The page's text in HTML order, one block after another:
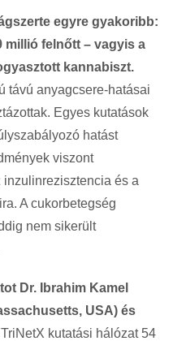
egyre gyakoribb:
millió felnőtt – vagyis a
kannabiszt.
távú anyagcsere-hatásai
Egyes kutatások
hatást
viszont
és a
A cukorbetegség
nem sikerült
Dr. Ibrahim Kamel
USA) és
kutatási hálózat 54